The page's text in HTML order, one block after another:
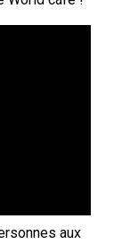
aux